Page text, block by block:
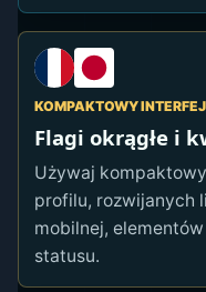
KOMPAKTOWY
Flagi okrągłe i
Używaj
profilu, rozwijanych
mobilnej,
statusu.